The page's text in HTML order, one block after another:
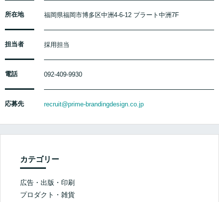
所在地 福岡県福岡市博多区中洲4-6-12 プラート中洲7F
担当者 採用担当
電話 092-409-9930
応募先 recruit@prime-brandingdesign.co.jp
カテゴリー
広告・出版・印刷
プロダクト・雑貨